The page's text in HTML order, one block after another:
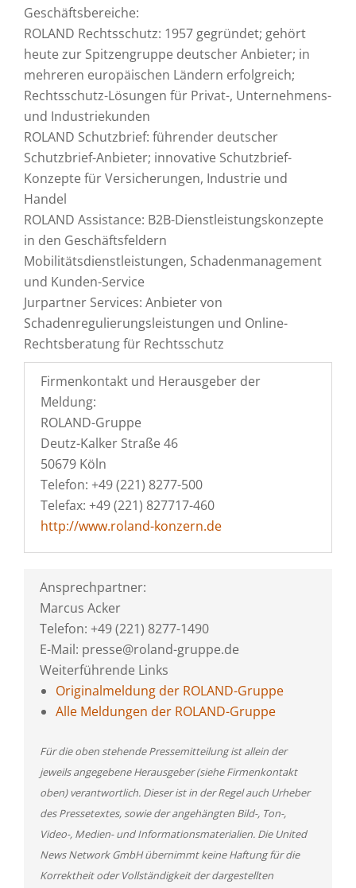
Geschäftsbereiche:
ROLAND Rechtsschutz: 1957 gegründet; gehört
heute zur Spitzengruppe deutscher Anbieter; in
mehreren europäischen Ländern erfolgreich;
Rechtsschutz-Lösungen für Privat-, Unternehmens-
und Industriekunden
ROLAND Schutzbrief: führender deutscher
Schutzbrief-Anbieter; innovative Schutzbrief-
Konzepte für Versicherungen, Industrie und
Handel
ROLAND Assistance: B2B-Dienstleistungskonzepte
in den Geschäftsfeldern
Mobilitätsdienstleistungen, Schadenmanagement
und Kunden-Service
Jurpartner Services: Anbieter von
Schadenregulierungsleistungen und Online-
Rechtsberatung für Rechtsschutz
Firmenkontakt und Herausgeber der
Meldung:
ROLAND-Gruppe
Deutz-Kalker Straße 46
50679 Köln
Telefon: +49 (221) 8277-500
Telefax: +49 (221) 827717-460
http://www.roland-konzern.de
Ansprechpartner:
Marcus Acker
Telefon: +49 (221) 8277-1490
E-Mail: presse@roland-gruppe.de
Weiterführende Links
Originalmeldung der ROLAND-Gruppe
Alle Meldungen der ROLAND-Gruppe
Für die oben stehende Pressemitteilung ist allein der
jeweils angegebene Herausgeber (siehe Firmenkontakt
oben) verantwortlich. Dieser ist in der Regel auch Urheber
des Pressetextes, sowie der angehängten Bild-, Ton-,
Video-, Medien- und Informationsmaterialien. Die United
News Network GmbH übernimmt keine Haftung für die
Korrektheit oder Vollständigkeit der dargestellten